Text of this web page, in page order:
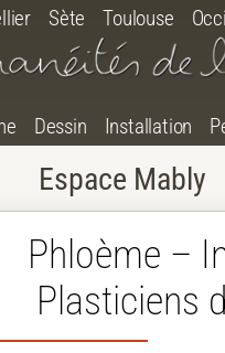
Sète Toulouse
Dessin Installation
Espace Mably
Phloème –
Plasticiens